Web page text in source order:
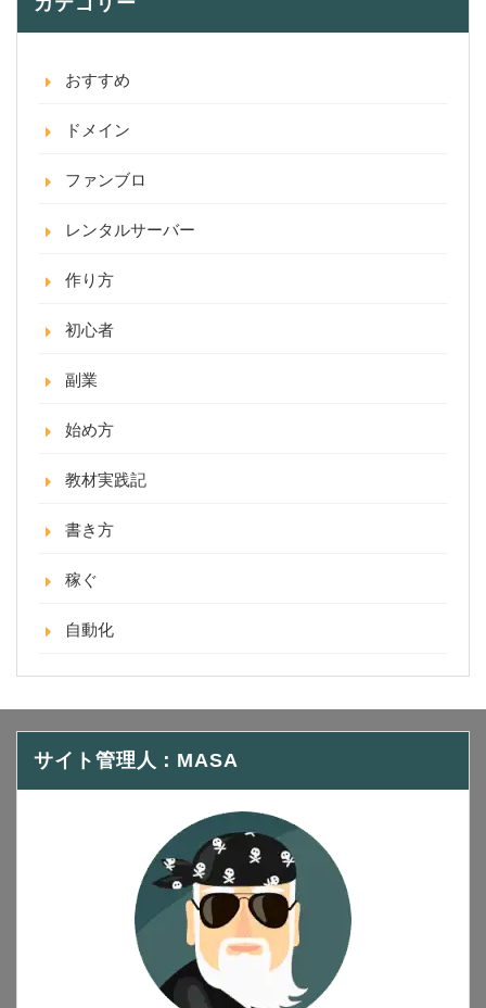
おすすめ
ドメイン
ファンブロ
レンタルサーバー
作り方
初心者
副業
始め方
教材実践記
書き方
稼ぐ
自動化
サイト管理人：MASA